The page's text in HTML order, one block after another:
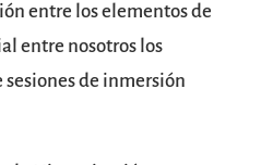
entre los elementos de
entre nosotros los
sesiones de inmersión